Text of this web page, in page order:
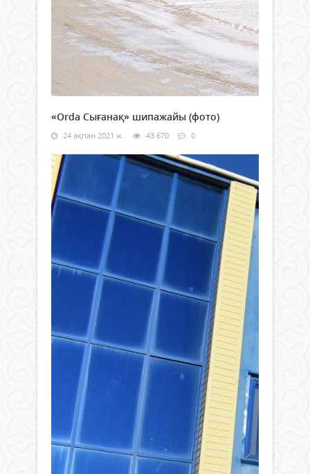
«Orda Сығанақ» шипажайы (фото)
24 ақпан 2021 ж. 43 670 0